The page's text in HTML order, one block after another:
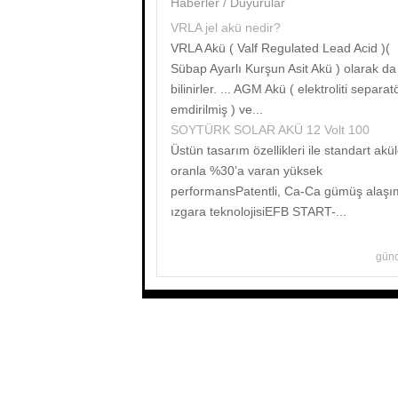
VRLA jel akü nedir?
VRLA Akü ( Valf Regulated Lead Acid )(
Sübap Ayarlı Kurşun Asit Akü ) olarak da
bilinirler. ... AGM Akü ( elektroliti
emdirilmiş ) ve...
SOYTÜRK SOLAR AKÜ 12 Volt 100
Üstün tasarım özellikleri ile standart
oranla %30’a varan yüksek
performansPatentli, Ca-Ca gümüş
ızgara teknolojisiEFB START-...